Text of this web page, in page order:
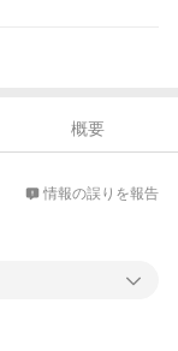
概要
情報の誤りを報告